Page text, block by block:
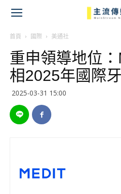
首頁 國際 美通社
重申領導地位
相2025年國際
2025-03-31 15:00